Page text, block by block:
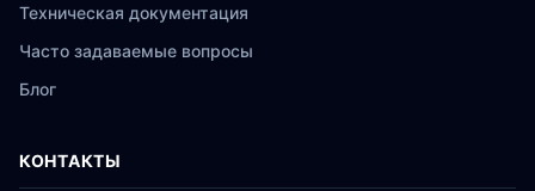
Техническая документация
Часто задаваемые вопросы
Блог
КОНТАКТЫ